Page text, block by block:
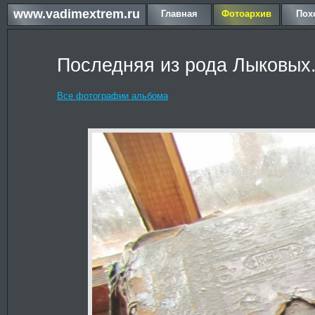
www.vadimextrem.ru Главная Фотоархив
Последняя из рода
Все фотографии альбома